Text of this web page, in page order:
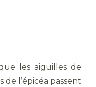
les aiguilles de
de l’épicéa passent